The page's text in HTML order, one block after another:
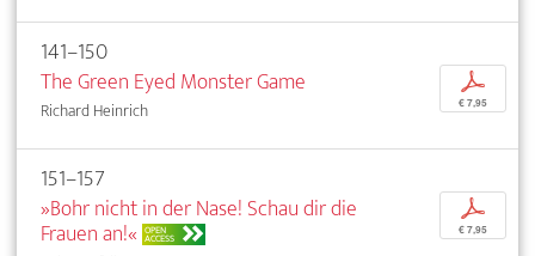
141–150
The Green Eyed Monster Game
Richard Heinrich
p
€ 7,95
151–157
»Bohr nicht in der Nase! Schau dir die
Frauen an!« OPEN
ACCESS
p
€ 7,95